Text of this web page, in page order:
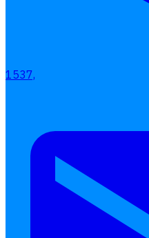
1537,